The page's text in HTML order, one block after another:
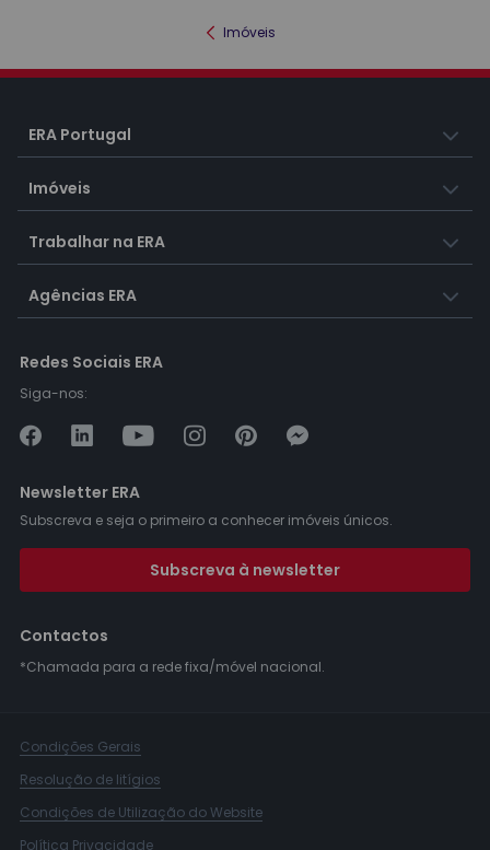
Imóveis
ERA Portugal
Imóveis
Trabalhar na ERA
Agências ERA
Redes Sociais ERA
Siga-nos:
Newsletter ERA
Subscreva e seja o primeiro a conhecer imóveis únicos.
Subscreva à newsletter
Contactos
*Chamada para a rede fixa/móvel nacional.
Condições Gerais
Resolução de litígios
Condições de Utilização do Website
Política Privacidade